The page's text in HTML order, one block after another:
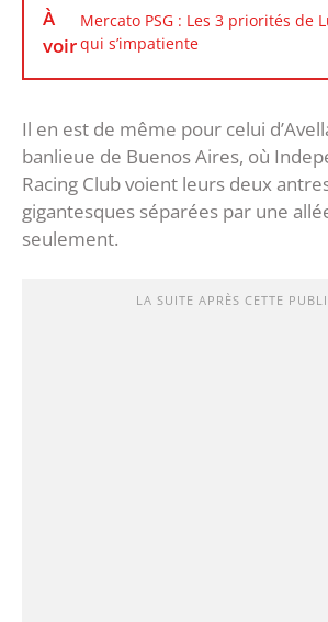
À
voir
Mercato PSG : Les 3 priorités de
qui s’impatiente
Il en est de même pour celui
banlieue de Buenos Aires, où
Racing Club voient leurs deux
gigantesques séparées par une
seulement.
LA SUITE APRÈS CETTE